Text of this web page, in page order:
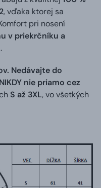
, vďaka ktorej sa
pri nosení
v priekrčníku a
.
Nedávajte do
nie priamo cez
S až 3XL, vo všetkých